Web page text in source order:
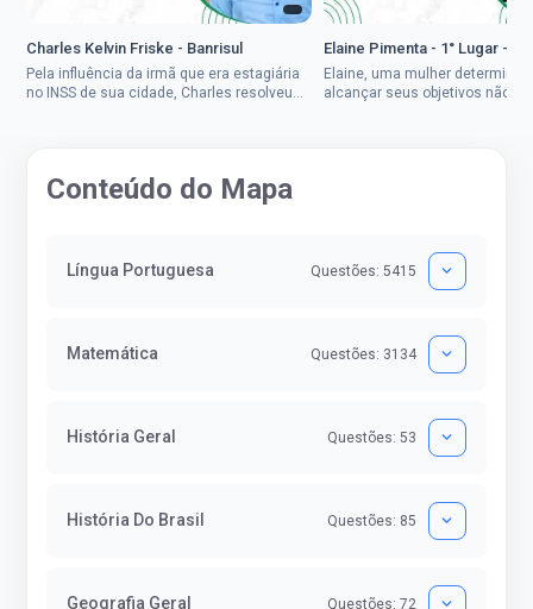
Charles Kelvin Friske - Banrisul
Pela influência da irmã que era estagiária
no INSS de sua cidade, Charles resolveu
Elaine Pimenta - 1° Lugar -
Elaine, uma mulher
alcançar seus objetivos não
Conteúdo do Mapa
Língua Portuguesa Questões: 5415
Matemática Questões: 3134
História Geral Questões: 53
História Do Brasil Questões: 85
Geografia Geral Questões: 72